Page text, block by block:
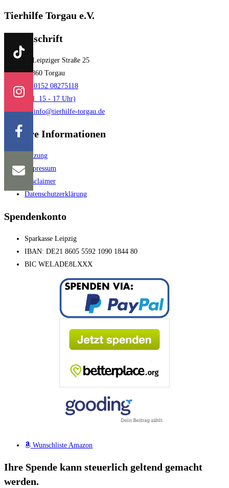
Tierhilfe Torgau e.V.
Postanschrift
Leipziger Straße 25
04860 Torgau
0152 08275118
(tgl. 15 - 17 Uhr)
info@tierhilfe-torgau.de
Weitere Informationen
Satzung
Impressum
Disclaimer
Datenschutzerklärung
Spendenkonto
Sparkasse Leipzig
IBAN: DE21 8605 5592 1090 1844 80
BIC WELADE8LXXX
Wunschliste Amazon
Ihre Spende kann steuerlich geltend gemacht
werden.